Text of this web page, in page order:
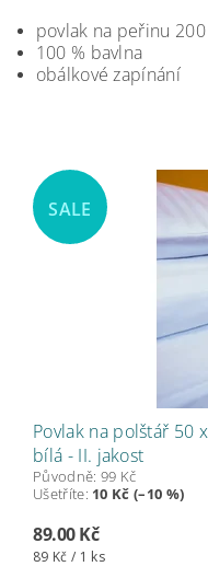
povlak na peřinu
100 % bavlna
obálkové zapínání
SALE
Povlak na polštář 50
bílá - II. jakost
Původně: 99 Kč
Ušetříte: 10 Kč (–10 %)
89.00 Kč
89 Kč / 1 ks